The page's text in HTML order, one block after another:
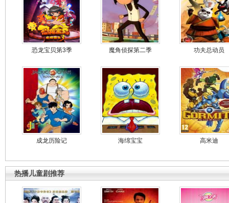
恐龙宝贝第3季 魔角侦探第二季 功夫总动员
成龙历险记 海绵宝宝 高米迪
热播儿童剧推荐